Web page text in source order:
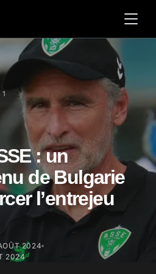
: un
de Bulgarie
l’entrejeu
2024
2024